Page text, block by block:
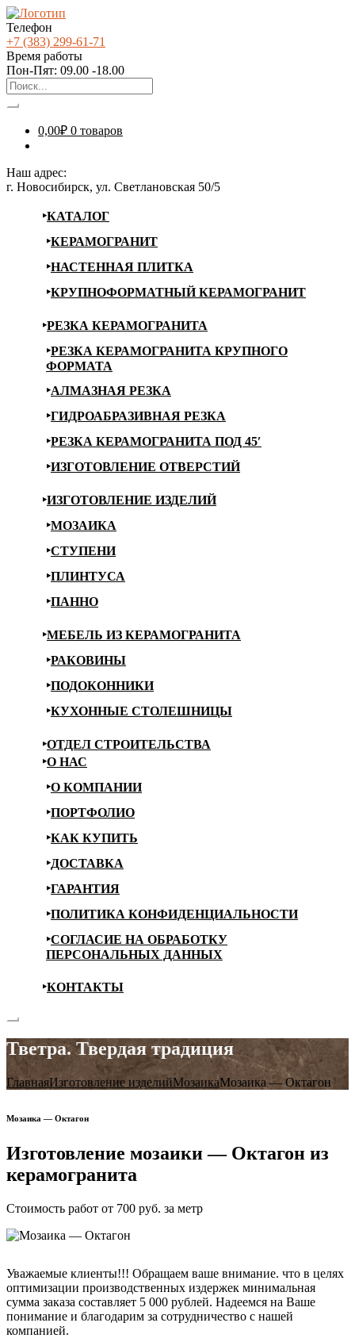
Телефон
+7 (383) 299-61-71
Время работы
Пон-Пят: 09.00 -18.00
0,00₽ 0 товаров
Наш адрес:
г. Новосибирск, ул. Светлановская 50/5
КАТАЛОГ
КЕРАМОГРАНИТ
НАСТЕННАЯ ПЛИТКА
КРУПНОФОРМАТНЫЙ КЕРАМОГРАНИТ
РЕЗКА КЕРАМОГРАНИТА
РЕЗКА КЕРАМОГРАНИТА КРУПНОГО
ФОРМАТА
АЛМАЗНАЯ РЕЗКА
ГИДРОАБРАЗИВНАЯ РЕЗКА
РЕЗКА КЕРАМОГРАНИТА ПОД 45′
ИЗГОТОВЛЕНИЕ ОТВЕРСТИЙ
ИЗГОТОВЛЕНИЕ ИЗДЕЛИЙ
МОЗАИКА
СТУПЕНИ
ПЛИНТУСА
ПАННО
МЕБЕЛЬ ИЗ КЕРАМОГРАНИТА
РАКОВИНЫ
ПОДОКОННИКИ
КУХОННЫЕ СТОЛЕШНИЦЫ
ОТДЕЛ СТРОИТЕЛЬСТВА
О НАС
О КОМПАНИИ
ПОРТФОЛИО
КАК КУПИТЬ
ДОСТАВКА
ГАРАНТИЯ
ПОЛИТИКА КОНФИДЕНЦИАЛЬНОСТИ
СОГЛАСИЕ НА ОБРАБОТКУ
ПЕРСОНАЛЬНЫХ ДАННЫХ
КОНТАКТЫ
Тветра. Твердая традиция
ГлавнаяИзготовление изделийМозаикаМозаика — Октагон
Мозаика — Октагон
Изготовление мозаики — Октагон из
керамогранита
Стоимость работ от 700 руб. за метр
Уважаемые клиенты!!! Обращаем ваше внимание. что в целях
оптимизации производственных издержек минимальная
сумма заказа составляет 5 000 рублей. Надеемся на Ваше
понимание и благодарим за сотрудничество с нашей
компанией.